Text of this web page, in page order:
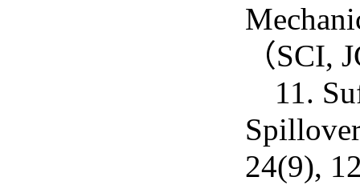
（SCI,
11.
24(9),